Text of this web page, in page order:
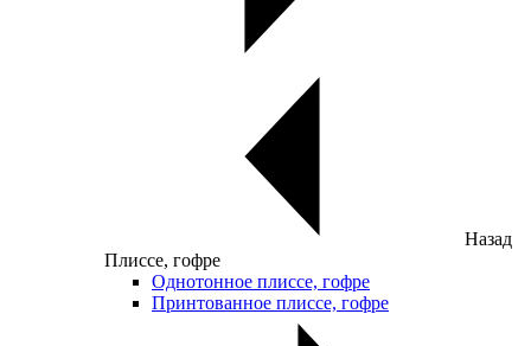
Назад
Плиссе, гофре
Однотонное плиссе, гофре
Принтованное плиссе, гофре